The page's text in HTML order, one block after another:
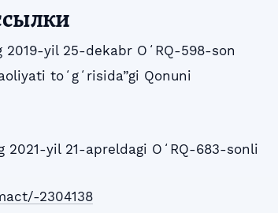
yil 25-dekabr OʻRQ-598-son
toʻgʻrisida”gi Qonuni
2021-yil 21-apreldagi OʻRQ-683-sonli
2304138